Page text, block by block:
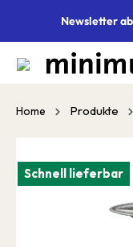
springenNewsletter
Home Produkte
Schnell lieferbar